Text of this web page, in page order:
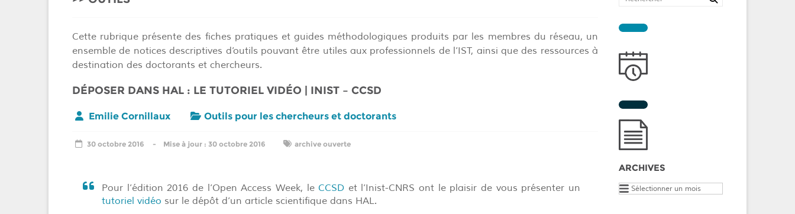
Cette rubrique présente des fiches pratiques et guides méthodologiques produits par les membres du réseau, un
ensemble de notices descriptives d’outils pouvant être utiles aux professionnels de l’IST, ainsi que des ressources à
destination des doctorants et chercheurs.
DÉPOSER DANS HAL : LE TUTORIEL VIDÉO | INIST – CCSD
Emilie Cornillaux Outils pour les chercheurs et doctorants
30 octobre 2016 30 octobre 2016 archive ouverte
Pour l’édition 2016 de l’Open Access Week, leCCSD et l’Inist-CNRS ont le plaisir de vous présenter un
tutoriel vidéo sur le dépôt d’un article scientifique dans HAL.
ARCHIVES
Archives